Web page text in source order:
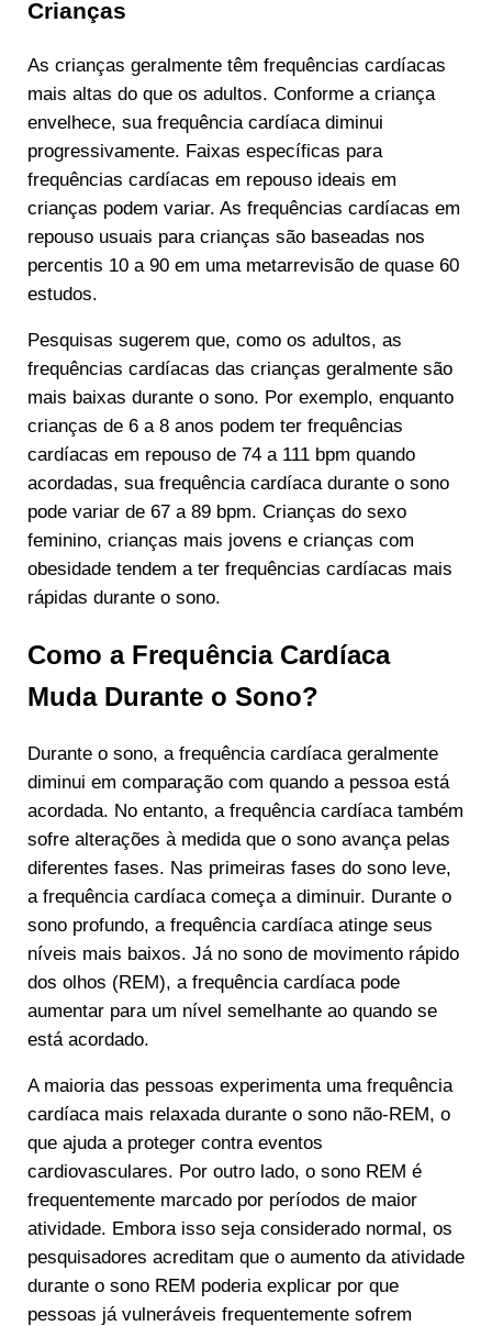
Crianças
As crianças geralmente têm frequências cardíacas
mais altas do que os adultos. Conforme a criança
envelhece, sua frequência cardíaca diminui
progressivamente. Faixas específicas para
frequências cardíacas em repouso ideais em
crianças podem variar. As frequências cardíacas em
repouso usuais para crianças são baseadas nos
percentis 10 a 90 em uma metarrevisão de quase 60
estudos.
Pesquisas sugerem que, como os adultos, as
frequências cardíacas das crianças geralmente são
mais baixas durante o sono. Por exemplo, enquanto
crianças de 6 a 8 anos podem ter frequências
cardíacas em repouso de 74 a 111 bpm quando
acordadas, sua frequência cardíaca durante o sono
pode variar de 67 a 89 bpm. Crianças do sexo
feminino, crianças mais jovens e crianças com
obesidade tendem a ter frequências cardíacas mais
rápidas durante o sono.
Como a Frequência Cardíaca
Muda Durante o Sono?
Durante o sono, a frequência cardíaca geralmente
diminui em comparação com quando a pessoa está
acordada. No entanto, a frequência cardíaca também
sofre alterações à medida que o sono avança pelas
diferentes fases. Nas primeiras fases do sono leve,
a frequência cardíaca começa a diminuir. Durante o
sono profundo, a frequência cardíaca atinge seus
níveis mais baixos. Já no sono de movimento rápido
dos olhos (REM), a frequência cardíaca pode
aumentar para um nível semelhante ao quando se
está acordado.
A maioria das pessoas experimenta uma frequência
cardíaca mais relaxada durante o sono não-REM, o
que ajuda a proteger contra eventos
cardiovasculares. Por outro lado, o sono REM é
frequentemente marcado por períodos de maior
atividade. Embora isso seja considerado normal, os
pesquisadores acreditam que o aumento da atividade
durante o sono REM poderia explicar por que
pessoas já vulneráveis frequentemente sofrem